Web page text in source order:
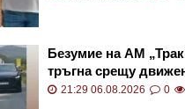
Безумие на АМ
тръгна срещу
аварийната лента
21:29 06.08.2026 0